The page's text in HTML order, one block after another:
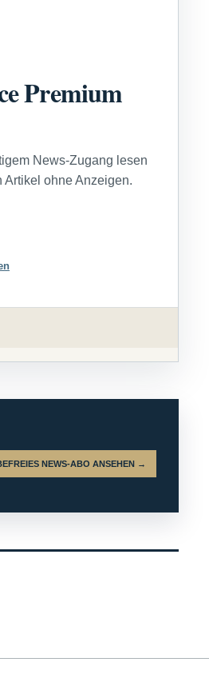
Premium
News-Zugang lesen
ohne Anzeigen.
NEWS-ABO ANSEHEN →